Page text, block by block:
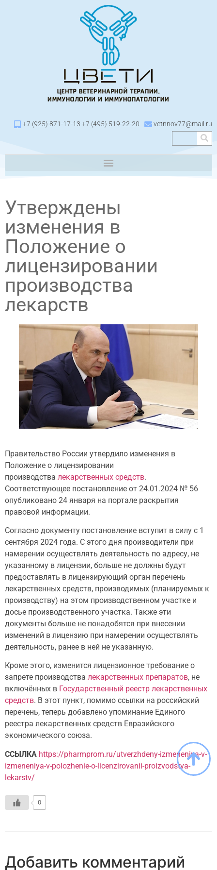
+7 (925) 871-17-13 +7 (495) 519-22-20 vetnnov77@mail.ru
Утверждены
изменения в
Положение о
лицензировании
производства
лекарств
Правительство России утвердило изменения в
Положение о лицензировании
производства лекарственных средств.
Соответствующее постановление от 24.01.2024 № 56
опубликовано 24 января на портале раскрытия
правовой информации.
Согласно документу постановление вступит в силу с 1
сентября 2024 года. С этого дня производители при
намерении осуществлять деятельность по адресу, не
указанному в лицензии, больше не должны будут
предоставлять в лицензирующий орган перечень
лекарственных средств, производимых (планируемых к
производству) на этом производственном участке и
досье производственного участка. Также эти
документы больше не понадобятся при внесении
изменений в лицензию при намерении осуществлять
деятельность, ранее в ней не указанную.
Кроме этого, изменится лицензионное требование о
запрете производства лекарственных препаратов, не
включённых в Государственный реестр лекарственных
средств. В этот пункт, помимо ссылки на российский
перечень, теперь добавлено упоминание Единого
реестра лекарственных средств Евразийского
экономического союза.
ССЫЛКА https://pharmprom.ru/utverzhdeny-izmeneniya-v-
izmeneniya-v-polozhenie-o-licenzirovanii-proizvodstva-
lekarstv/
0
Добавить комментарий